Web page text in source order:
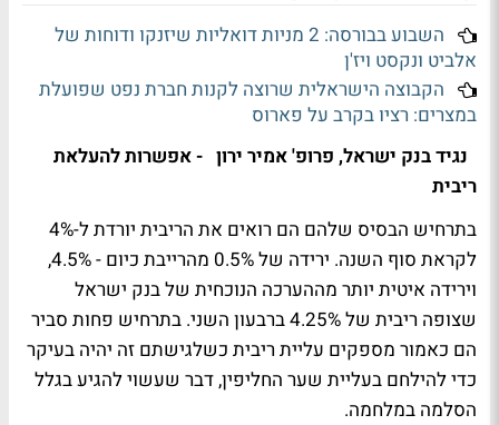
השבוע בבורסה: 2 מניות דואליות שיזנקו ודוחות של
אלביט ונקסט ויז'ן
הקבוצה הישראלית שרוצה לקנות חברת נפט שפועלת
במצרים: רציו בקרב על פארוס
נגיד בנק ישראל, פרופ' אמיר ירון - אפשרות להעלאת
ריבית
בתרחיש הבסיס שלהם הם רואים את הריבית יורדת ל-4%
לקראת סוף השנה. ירידה של 0.5% מהרייבת כיום - 4.5%,
וירידה איטית יותר מההערכה הנוכחית של בנק ישראל
שצופה ריבית של 4.25% ברבעון השני. בתרחיש פחות סביר
הם כאמור מספקים עליית ריבית כשלגישתם זה יהיה בעיקר
כדי להילחם בעליית שער החליפין, דבר שעשוי להגיע בגלל
הסלמה במלחמה.